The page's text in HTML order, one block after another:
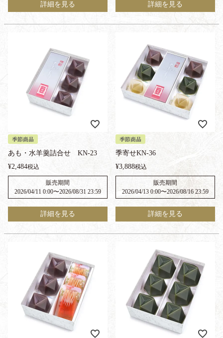
詳細を見る 詳細を見る
季節商品
あも・水羊羹詰合せ KN-23
¥2,484税込
販売期間
2026/04/11 0:00〜2026/08/31 23:59
詳細を見る
季節商品
季寄せKN-36
¥3,888税込
販売期間
2026/04/13 0:00〜2026/08/16 23:59
詳細を見る